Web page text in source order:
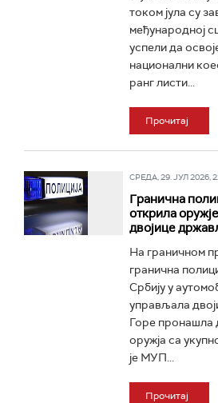
током јула су
међународној
успели да
национални
ранг листи...
Прочитај
СРЕДА, 29. ЈУЛ 2026,
Гранична
открила
двојице
На граничном
гранична
Србију у
управљала
Горе пронашла
оружја са
је МУП...
Прочитај